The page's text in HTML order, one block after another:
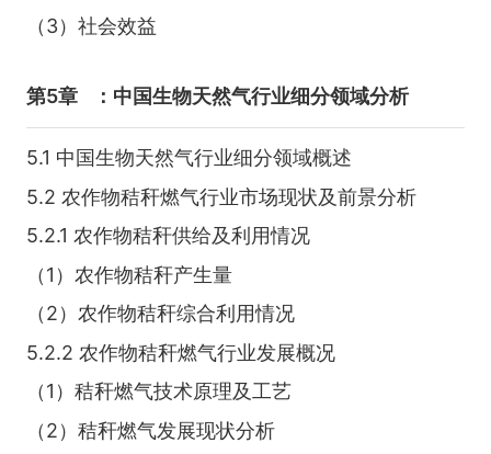
（3）社会效益
第5章 ：中国生物天然气行业细分领域分析
5.1 中国生物天然气行业细分领域概述
5.2 农作物秸秆燃气行业市场现状及前景分析
5.2.1 农作物秸秆供给及利用情况
（1）农作物秸秆产生量
（2）农作物秸秆综合利用情况
5.2.2 农作物秸秆燃气行业发展概况
（1）秸秆燃气技术原理及工艺
（2）秸秆燃气发展现状分析